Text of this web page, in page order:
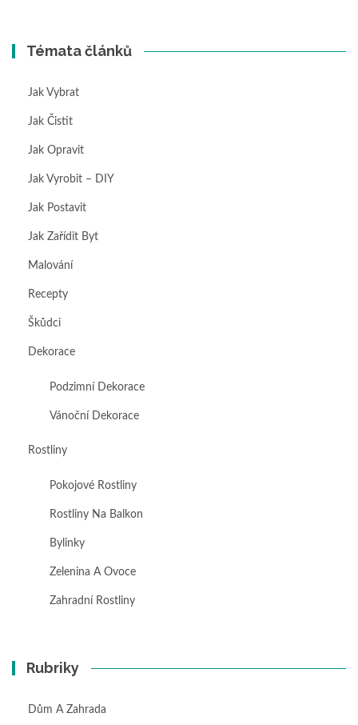
Témata článků
Jak Vybrat
Jak Čistit
Jak Opravit
Jak Vyrobit – DIY
Jak Postavit
Jak Zařídit Byt
Malování
Recepty
Škůdci
Dekorace
Podzimní Dekorace
Vánoční Dekorace
Rostliny
Pokojové Rostliny
Rostliny Na Balkon
Bylinky
Zelenina A Ovoce
Zahradní Rostliny
Rubriky
Dům A Zahrada